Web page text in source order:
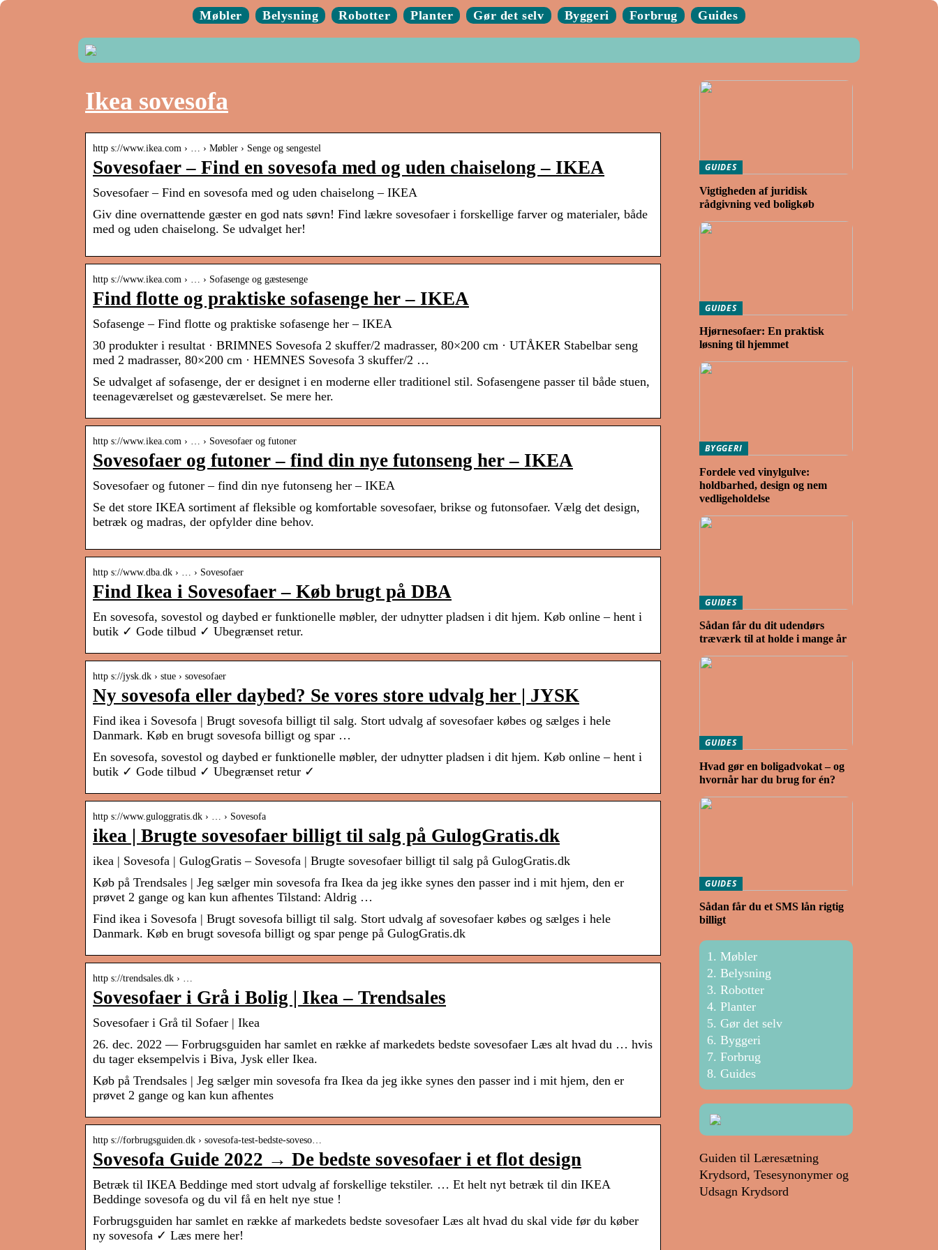
Møbler Belysning Robotter Planter Gør det selv Byggeri Forbrug Guides
Ikea sovesofa
http s://www.ikea.com › … › Møbler › Senge og sengestel
Sovesofaer – Find en sovesofa med og uden chaiselong – IKEA
Sovesofaer – Find en sovesofa med og uden chaiselong – IKEA
Giv dine overnattende gæster en god nats søvn! Find lækre sovesofaer i forskellige farver og materialer, både
med og uden chaiselong. Se udvalget her!
http s://www.ikea.com › … › Sofasenge og gæstesenge
Find flotte og praktiske sofasenge her – IKEA
Sofasenge – Find flotte og praktiske sofasenge her – IKEA
30 produkter i resultat · BRIMNES Sovesofa 2 skuffer/2 madrasser, 80×200 cm · UTÅKER Stabelbar seng
med 2 madrasser, 80×200 cm · HEMNES Sovesofa 3 skuffer/2 …
Se udvalget af sofasenge, der er designet i en moderne eller traditionel stil. Sofasengene passer til både stuen,
teenageværelset og gæsteværelset. Se mere her.
http s://www.ikea.com › … › Sovesofaer og futoner
Sovesofaer og futoner – find din nye futonseng her – IKEA
Sovesofaer og futoner – find din nye futonseng her – IKEA
Se det store IKEA sortiment af fleksible og komfortable sovesofaer, brikse og futonsofaer. Vælg det design,
betræk og madras, der opfylder dine behov.
http s://www.dba.dk › … › Sovesofaer
Find Ikea i Sovesofaer – Køb brugt på DBA
En sovesofa, sovestol og daybed er funktionelle møbler, der udnytter pladsen i dit hjem. Køb online – hent i
butik ✓ Gode tilbud ✓ Ubegrænset retur.
http s://jysk.dk › stue › sovesofaer
Ny sovesofa eller daybed? Se vores store udvalg her | JYSK
Find ikea i Sovesofa | Brugt sovesofa billigt til salg. Stort udvalg af sovesofaer købes og sælges i hele
Danmark. Køb en brugt sovesofa billigt og spar …
En sovesofa, sovestol og daybed er funktionelle møbler, der udnytter pladsen i dit hjem. Køb online – hent i
butik ✓ Gode tilbud ✓ Ubegrænset retur ✓
http s://www.guloggratis.dk › … › Sovesofa
ikea | Brugte sovesofaer billigt til salg på GulogGratis.dk
ikea | Sovesofa | GulogGratis – Sovesofa | Brugte sovesofaer billigt til salg på GulogGratis.dk
Køb på Trendsales | Jeg sælger min sovesofa fra Ikea da jeg ikke synes den passer ind i mit hjem, den er
prøvet 2 gange og kan kun afhentes Tilstand: Aldrig …
Find ikea i Sovesofa | Brugt sovesofa billigt til salg. Stort udvalg af sovesofaer købes og sælges i hele
Danmark. Køb en brugt sovesofa billigt og spar penge på GulogGratis.dk
http s://trendsales.dk › …
Sovesofaer i Grå i Bolig | Ikea – Trendsales
Sovesofaer i Grå til Sofaer | Ikea
26. dec. 2022 — Forbrugsguiden har samlet en række af markedets bedste sovesofaer Læs alt hvad du … hvis
du tager eksempelvis i Biva, Jysk eller Ikea.
Køb på Trendsales | Jeg sælger min sovesofa fra Ikea da jeg ikke synes den passer ind i mit hjem, den er
prøvet 2 gange og kan kun afhentes
http s://forbrugsguiden.dk › sovesofa-test-bedste-soveso…
Sovesofa Guide 2022 → De bedste sovesofaer i et flot design
Betræk til IKEA Beddinge med stort udvalg af forskellige tekstiler. … Et helt nyt betræk til din IKEA
Beddinge sovesofa og du vil få en helt nye stue !
Forbrugsguiden har samlet en række af markedets bedste sovesofaer Læs alt hvad du skal vide før du køber
ny sovesofa ✓ Læs mere her!
GUIDES
Vigtigheden af juridisk
rådgivning ved boligkøb
GUIDES
Hjørnesofaer: En praktisk
løsning til hjemmet
BYGGERI
Fordele ved vinylgulve:
holdbarhed, design og nem
vedligeholdelse
GUIDES
Sådan får du dit udendørs
træværk til at holde i mange år
GUIDES
Hvad gør en boligadvokat – og
hvornår har du brug for én?
GUIDES
Sådan får du et SMS lån rigtig
billigt
Møbler
Belysning
Robotter
Planter
Gør det selv
Byggeri
Forbrug
Guides
Guiden til Læresætning
Krydsord, Tesesynonymer og
Udsagn Krydsord